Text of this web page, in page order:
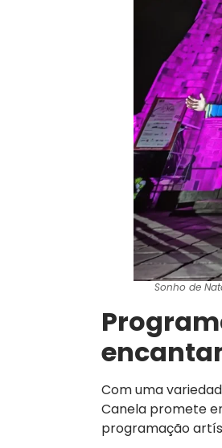
Sonho de
Com uma
Canela promete
programação